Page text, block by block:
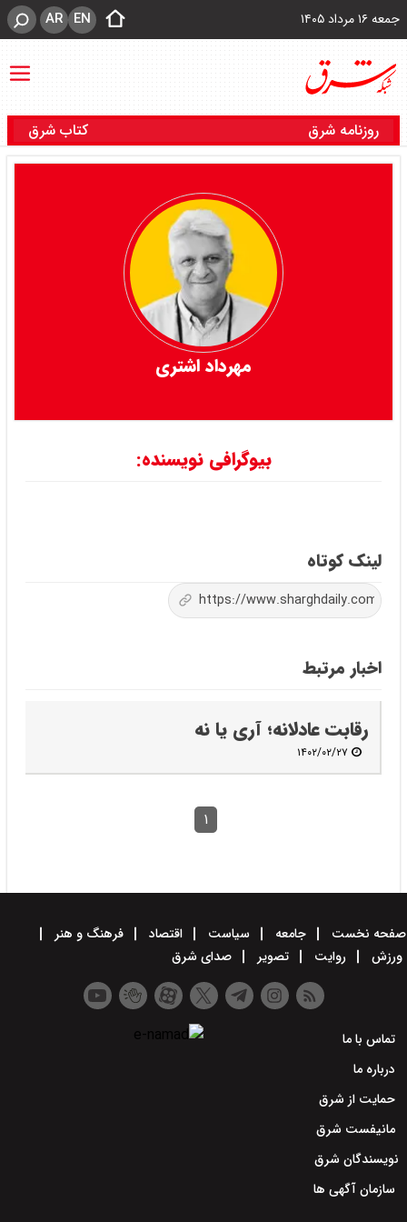
جمعه ۱۶ مرداد ۱۴۰۵ EN
AR
روزنامه شرق کتاب شرق
مهرداد اشتری
بیوگرافی نویسنده:
لینک کوتاه
اخبار مرتبط
رقابت عادلانه؛ آری یا نه
۱۴۰۲/۰۲/۲۷
۱
صفحه نخست جامعه سیاست اقتصاد
فرهنگ و هنر
ورزش
روایت تصویر صدای شرق
تماس با ما
درباره ما
حمایت از شرق
مانیفست شرق
نویسندگان شرق
سازمان آگهی ها